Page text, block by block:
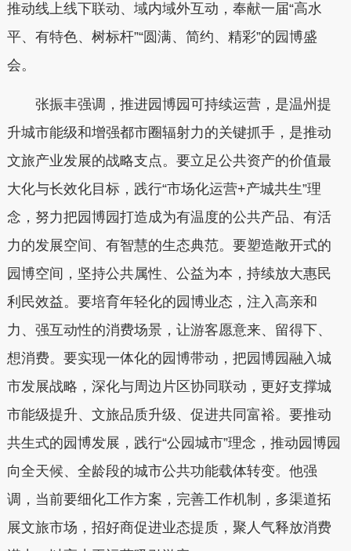
推动线上线下联动、域内域外互动，奉献一届“高水
平、有特色、树标杆”“圆满、简约、精彩”的园博盛
会。
张振丰强调，推进园博园可持续运营，是温州提
升城市能级和增强都市圈辐射力的关键抓手，是推动
文旅产业发展的战略支点。要立足公共资产的价值最
大化与长效化目标，践行“市场化运营+产城共生”理
念，努力把园博园打造成为有温度的公共产品、有活
力的发展空间、有智慧的生态典范。要塑造敞开式的
园博空间，坚持公共属性、公益为本，持续放大惠民
利民效益。要培育年轻化的园博业态，注入高亲和
力、强互动性的消费场景，让游客愿意来、留得下、
想消费。要实现一体化的园博带动，把园博园融入城
市发展战略，深化与周边片区协同联动，更好支撑城
市能级提升、文旅品质升级、促进共同富裕。要推动
共生式的园博发展，践行“公园城市”理念，推动园博园
向全天候、全龄段的城市公共功能载体转变。他强
调，当前要细化工作方案，完善工作机制，多渠道拓
展文旅市场，招好商促进业态提质，聚人气释放消费